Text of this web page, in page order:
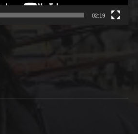
02:19